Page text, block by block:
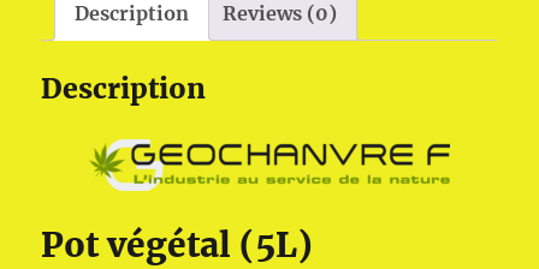
Description Reviews (0)
Description
Pot végétal (5L)